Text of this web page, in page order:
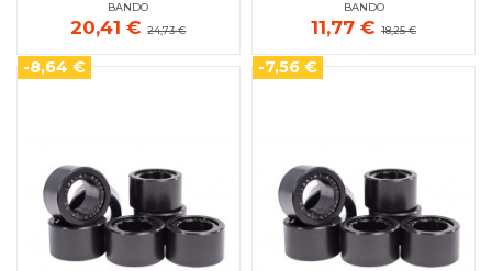
BANDO
20,41 €24,73 €
BANDO
11,77 €18,25 €
-8,64 € -7,56 €